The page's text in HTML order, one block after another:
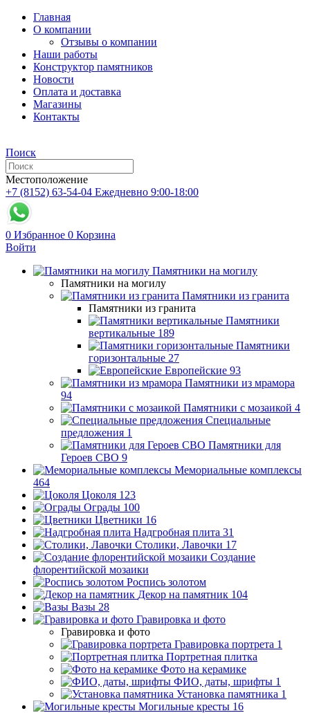
Главная
О компании
Отзывы о компании
Наши работы
Конструктор памятников
Новости
Оплата и доставка
Магазины
Контакты
Поиск
Местоположение
+7 (8152) 63-54-04 Ежедневно 9:00-18:00
0 Избранное 0 Корзина
Войти
Памятники на могилу
Памятники на могилу
Памятники из гранита
Памятники из гранита
Памятники
вертикальные 189
Памятники
горизонтальные 27
Европейские 93
Памятники из мрамора
94
Памятники с мозаикой 4
Специальные
предложения 1
Памятники для
Героев СВО 9
Мемориальные комплексы
464
Цоколя 123
Ограды 100
Цветники 16
Надгробная плита 31
Столики, Лавочки 17
Создание
флорентийской мозаики
Роспись золотом
Декор на памятник 104
Вазы 28
Гравировка и фото
Гравировка и фото
Гравировка портрета 1
Портретная плитка
Фото на керамике
ФИО, даты, шрифты 1
Установка памятника 1
Могильные кресты 16